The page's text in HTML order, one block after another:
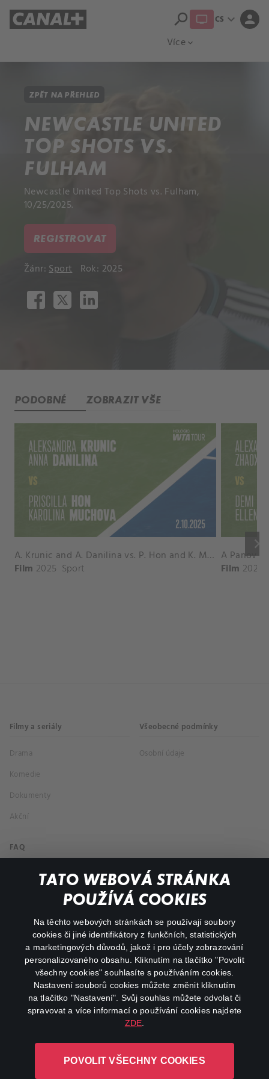
TATO WEBOVÁ STRÁNKA
POUŽÍVÁ COOKIES
Na těchto webových stránkách se používají soubory
cookies či jiné identifikátory z funkčních, statistických
a marketingových důvodů, jakož i pro účely zobrazování
personalizovaného obsahu. Kliknutím na tlačítko "Povolit
všechny cookies" souhlasíte s používáním cookies.
Nastavení souborů cookies můžete změnit kliknutím
na tlačítko "Nastavení". Svůj souhlas můžete odvolat či
spravovat a více informací o používání cookies najdete
ZDE
POVOLIT VŠECHNY COOKIES
Více expand_more
search CS expand_more person
ZPĚT NA PŘEHLED
NEWCASTLE UNITED
TOP SHOTS VS.
FULHAM
Newcastle United Top Shots vs. Fulham,
10/25/2025.
REGISTROVAT
Žánr:Sport Rok: 2025
PODOBNÉ ZOBRAZIT VŠE
keyboard_arrow_right
A. Krunic and A. Danilina vs. P. Hon and K. Muchova Match Highlights - BEIJING_Capital Group Diamond ( October 02, 2025)
Film 2025 Sport Film 2026
Filmy a seriály
Drama
Komedie
Dokumenty
Akční
Všeobecné podmínky
Osobní údaje
FAQ
Můj účet
Důležité odkazy
facebookinstagram
youtube
L-1246 Luxembourg R.C.S.